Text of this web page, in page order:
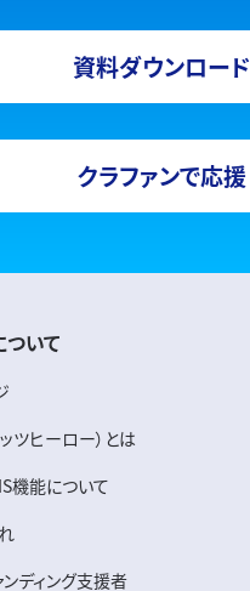
資料ダウンロード
クラファンで応援
ついて
ツヒーロー）とは
機能について
ンディング支援者